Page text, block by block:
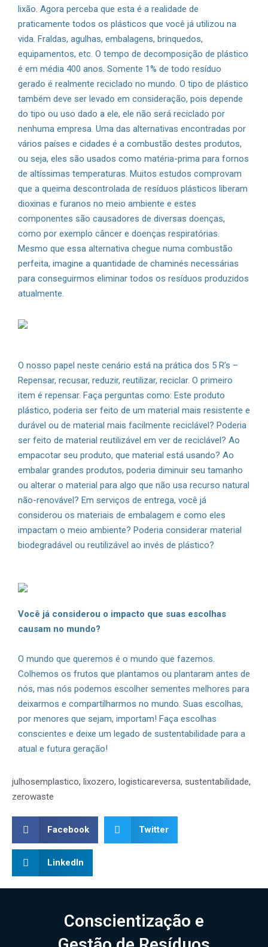
lixão. Agora perceba que esta é a realidade de
praticamente todos os plásticos que você já utilizou na
vida. Fraldas, agulhas, embalagens, brinquedos,
equipamentos, etc. O tempo de decomposição de plástico
é em média 400 anos. Somente 1% de todo resíduo
gerado é realmente reciclado no mundo. O tipo de plástico
também deve ser levado em consideração, pois depende
do tipo ou uso dado a ele, ele não será reciclado por
nenhuma empresa. Uma das alternativas encontradas por
vários países e cidades é a combustão destes produtos,
ou seja, eles são usados como matéria-prima para fornos
de altíssimas temperaturas. Muitos estudos comprovam
que a queima descontrolada de resíduos plásticos liberam
dioxinas e furanos no meio ambiente e estes
componentes são causadores de diversas doenças,
como por exemplo câncer e doenças respiratórias.
Mesmo que essa alternativa chegue numa combustão
perfeita, imagine a quantidade de chaminés necessárias
para conseguirmos eliminar todos os resíduos produzidos
atualmente.
O nosso papel neste cenário está na prática dos 5 R’s –
Repensar, recusar, reduzir, reutilizar, reciclar. O primeiro
item é repensar. Faça perguntas como: Este produto
plástico, poderia ser feito de um material mais resistente e
durável ou de material mais facilmente reciclável? Poderia
ser feito de material reutilizável em ver de reciclável? Ao
empacotar seu produto, que material está usando? Ao
embalar grandes produtos, poderia diminuir seu tamanho
ou alterar o material para algo que não usa recurso natural
não-renovável? Em serviços de entrega, você já
considerou os materiais de embalagem e como eles
impactam o meio ambiente? Poderia considerar material
biodegradável ou reutilizável ao invés de plástico?
Você já considerou o impacto que suas escolhas
causam no mundo?
O mundo que queremos é o mundo que fazemos.
Colhemos os frutos que plantamos ou plantaram antes de
nós, mas nós podemos escolher sementes melhores para
deixarmos e compartilharmos no mundo. Suas escolhas,
por menores que sejam, importam! Faça escolhas
conscientes e deixe um legado de sustentabilidade para a
atual e futura geração!
julhosemplastico, lixozero, logisticareversa, sustentabilidade,
zerowaste
Facebook Twitter
LinkedIn
Conscientização e